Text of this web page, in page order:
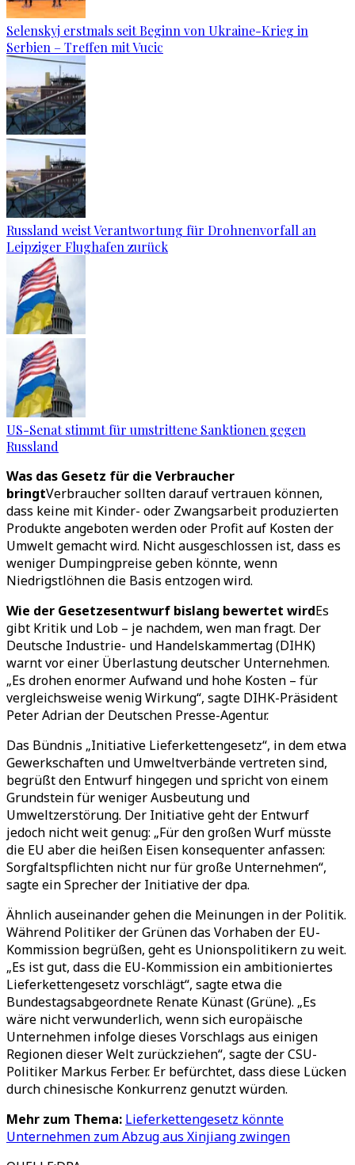
Selenskyj erstmals seit Beginn von Ukraine-Krieg in
Serbien – Treffen mit Vucic
Russland weist Verantwortung für Drohnenvorfall an
Leipziger Flughafen zurück
US-Senat stimmt für umstrittene Sanktionen gegen
Russland
Was das Gesetz für die Verbraucher
bringtVerbraucher sollten darauf vertrauen können,
dass keine mit Kinder- oder Zwangsarbeit produzierten
Produkte angeboten werden oder Profit auf Kosten der
Umwelt gemacht wird. Nicht ausgeschlossen ist, dass es
weniger Dumpingpreise geben könnte, wenn
Niedrigstlöhnen die Basis entzogen wird.
Wie der Gesetzesentwurf bislang bewertet wirdEs
gibt Kritik und Lob – je nachdem, wen man fragt. Der
Deutsche Industrie- und Handelskammertag (DIHK)
warnt vor einer Überlastung deutscher Unternehmen.
„Es drohen enormer Aufwand und hohe Kosten – für
vergleichsweise wenig Wirkung“, sagte DIHK-Präsident
Peter Adrian der Deutschen Presse-Agentur.
Das Bündnis „Initiative Lieferkettengesetz“, in dem etwa
Gewerkschaften und Umweltverbände vertreten sind,
begrüßt den Entwurf hingegen und spricht von einem
Grundstein für weniger Ausbeutung und
Umweltzerstörung. Der Initiative geht der Entwurf
jedoch nicht weit genug: „Für den großen Wurf müsste
die EU aber die heißen Eisen konsequenter anfassen:
Sorgfaltspflichten nicht nur für große Unternehmen“,
sagte ein Sprecher der Initiative der dpa.
Ähnlich auseinander gehen die Meinungen in der Politik.
Während Politiker der Grünen das Vorhaben der EU-
Kommission begrüßen, geht es Unionspolitikern zu weit.
„Es ist gut, dass die EU-Kommission ein ambitioniertes
Lieferkettengesetz vorschlägt“, sagte etwa die
Bundestagsabgeordnete Renate Künast (Grüne). „Es
wäre nicht verwunderlich, wenn sich europäische
Unternehmen infolge dieses Vorschlags aus einigen
Regionen dieser Welt zurückziehen“, sagte der CSU-
Politiker Markus Ferber. Er befürchtet, dass diese Lücken
durch chinesische Konkurrenz genutzt würden.
Mehr zum Thema: Lieferkettengesetz könnte
Unternehmen zum Abzug aus Xinjiang zwingen